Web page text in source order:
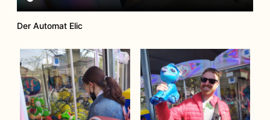
Der Automat Elic